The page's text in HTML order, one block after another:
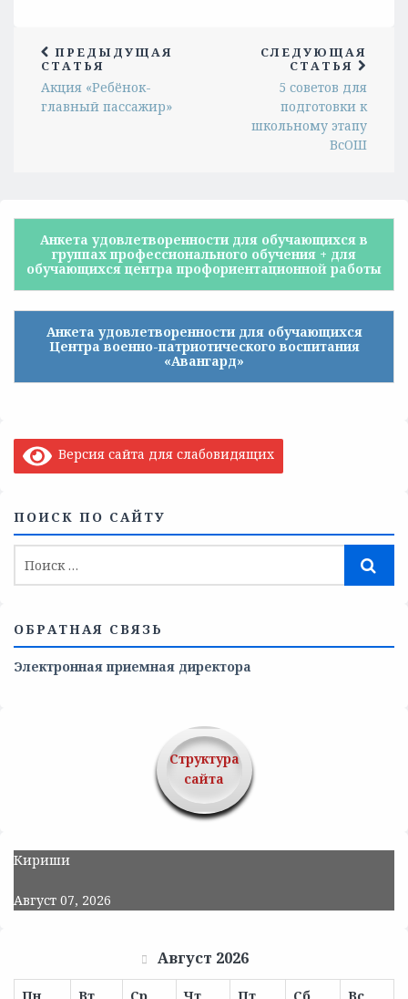
ПРЕДЫДУЩАЯ
СТАТЬЯ
Акция «Ребёнок-
главный пассажир»
СЛЕДУЮЩАЯ
СТАТЬЯ
5 советов для
подготовки к
школьному этапу
ВсОШ
Анкета удовлетворенности для обучающихся в
группах профессионального обучения + для
обучающихся центра профориентационной работы
Анкета удовлетворенности для обучающихся
Центра военно-патриотического воспитания
«Авангард»
Версия сайта для слабовидящих
ПОИСК ПО САЙТУ
ОБРАТНАЯ СВЯЗЬ
Электронная приемная директора
Структура
сайта
Кириши
Август 07, 2026
Август 2026